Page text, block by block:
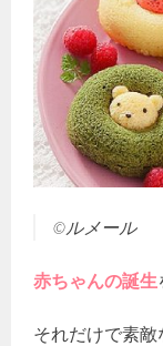
©ルメール
赤ちゃんの誕生
それだけで素敵